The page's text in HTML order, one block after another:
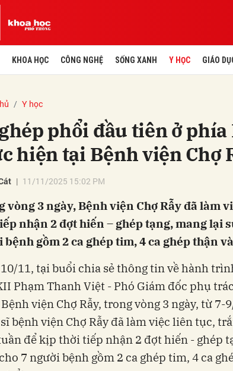
KHOA HỌC CÔNG NGHỆ SỐNG XANH Y HỌC GIÁO
Y học
phổi đầu tiên ở
hiện tại Bệnh viện Chợ
11/11/2025 15:02 PM
vòng 3 ngày, Bệnh viện Chợ Rẫy đã làm
nhận 2 đợt hiến – ghép tạng, mang lại
bệnh gồm 2 ca ghép tim, 4 ca ghép thận
11, tại buổi chia sẻ thông tin về hành
Phạm Thanh Việt - Phó Giám đốc phụ
viện Chợ Rẫy, trong vòng 3 ngày, từ 7-
bệnh viện Chợ Rẫy đã làm việc liên tục,
để kịp thời tiếp nhận 2 đợt hiến - ghép
7 người bệnh gồm 2 ca ghép tim, 4 ca